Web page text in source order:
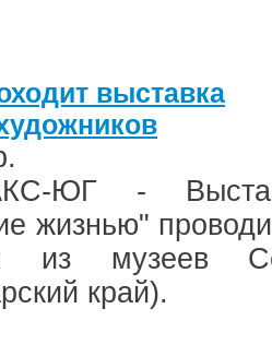
выставка
ЮГ -
жизнью"
из музеев
край).